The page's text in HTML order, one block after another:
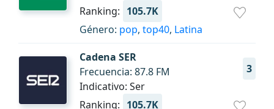
Ranking: 105.7K
Género: pop, top40, Latina
Cadena SER
3
Frecuencia: 87.8 FM
Indicativo: Ser
Ranking: 105.7K